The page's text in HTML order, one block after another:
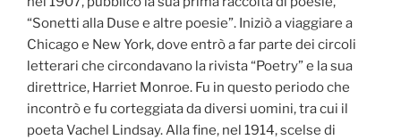
“Sonetti alla Duse e altre poesie”. Iniziò a viaggiare a
Chicago e New York, dove entrò a far parte dei circoli
letterari che circondavano la rivista “Poetry” e la sua
direttrice, Harriet Monroe. Fu in questo periodo che
incontrò e fu corteggiata da diversi uomini, tra cui il
poeta Vachel Lindsay. Alla fine, nel 1914, scelse di